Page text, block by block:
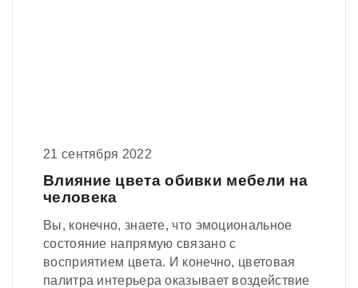
21 сентября 2022
Влияние цвета обивки мебели на
человека
Вы, конечно, знаете, что эмоциональное
состояние напрямую связано с
восприятием цвета. И конечно, цветовая
палитра интерьера оказывает воздействие